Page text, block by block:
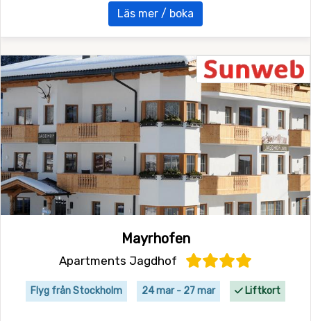
Läs mer / boka
Mayrhofen
Apartments Jagdhof
Flyg från Stockholm 24 mar - 27 mar Liftkort